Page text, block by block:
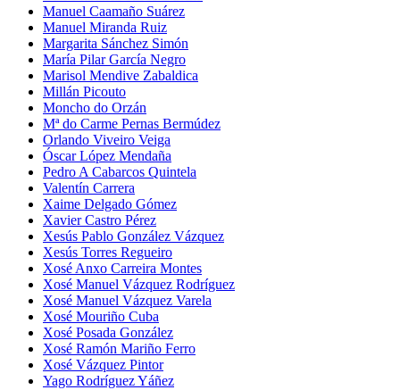
Manuel Caamaño Suárez
Manuel Miranda Ruiz
Margarita Sánchez Simón
María Pilar García Negro
Marisol Mendive Zabaldica
Millán Picouto
Moncho do Orzán
Mª do Carme Pernas Bermúdez
Orlando Viveiro Veiga
Óscar López Mendaña
Pedro A Cabarcos Quintela
Valentín Carrera
Xaime Delgado Gómez
Xavier Castro Pérez
Xesús Pablo González Vázquez
Xesús Torres Regueiro
Xosé Anxo Carreira Montes
Xosé Manuel Vázquez Rodríguez
Xosé Manuel Vázquez Varela
Xosé Mouriño Cuba
Xosé Posada González
Xosé Ramón Mariño Ferro
Xosé Vázquez Pintor
Yago Rodríguez Yáñez